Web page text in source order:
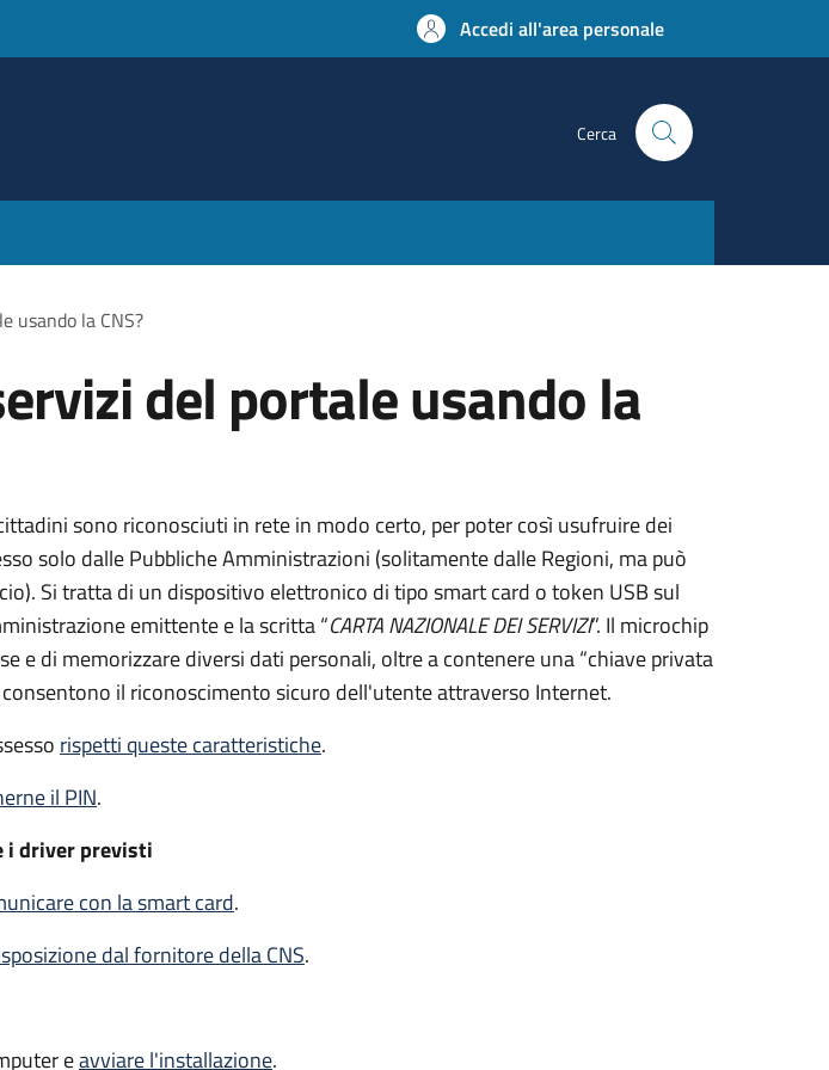
Accedi all'area personale
Cerca
usando la CNS?
del portale usando la
sono riconosciuti in rete in modo certo, per poter così usufruire dei
solo dalle Pubbliche Amministrazioni (solitamente dalle Regioni, ma può
Si tratta di un dispositivo elettronico di tiposmart card o token USBsul
emittente e la scritta “CARTA NAZIONALE DEI SERVIZI”. Il microchip
e di memorizzare diversi dati personali, oltre a contenere una “chiave privata
il riconoscimento sicuro dell'utente attraverso Internet.
rispetti queste caratteristiche.
il PIN.
i driver previsti
con la smart card.
dal fornitore della CNS.
eavviare l'installazione.